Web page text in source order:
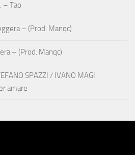
– Tao
– (Prod. Manqc)
– (Prod. Manqc)
SPAZZI / IVANO MAGI
amare